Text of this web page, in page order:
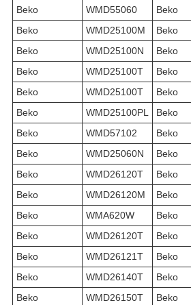
Beko WMD55060 Beko
Beko
WMD25100M Beko
Beko
WMD25100N Beko
Beko
WMD25100T Beko
Beko
WMD25100T Beko
Beko
WMD25100PL Beko
Beko
WMD57102 Beko
Beko
WMD25060N Beko
Beko
WMD26120T Beko
Beko
WMD26120M Beko
Beko
WMA620W Beko
Beko
WMD26120T Beko
Beko
WMD26121T Beko
Beko
WMD26140T Beko
Beko
WMD26150T Beko